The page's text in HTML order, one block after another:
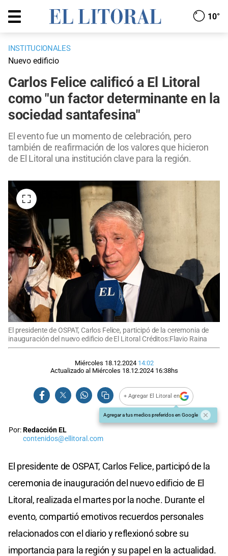
10°
INSTITUCIONALES
Nuevo edificio
Carlos Felice calificó a El Litoral
como "un factor determinante en la
sociedad santafesina"
El evento fue un momento de celebración, pero
también de reafirmación de los valores que hicieron
de El Litoral una institución clave para la región.
El presidente de OSPAT, Carlos Felice, participó de la ceremonia de
inauguración del nuevo edificio de El Litoral Créditos:Flavio Raina
Miércoles 18.12.2024 14:02
Actualizado al Miércoles 18.12.2024 16:38hs
+ Agregar El Litoral en
Agregar a tus medios preferidos en Google
Por:Redacción EL
contenidos@ellitoral.com
El presidente de OSPAT, Carlos Felice, participó de la
ceremonia de inauguración del nuevo edificio de El
Litoral, realizada el martes por la noche. Durante el
evento, compartió emotivos recuerdos personales
relacionados con el diario y reflexionó sobre su
importancia para la región y su papel en la actualidad.